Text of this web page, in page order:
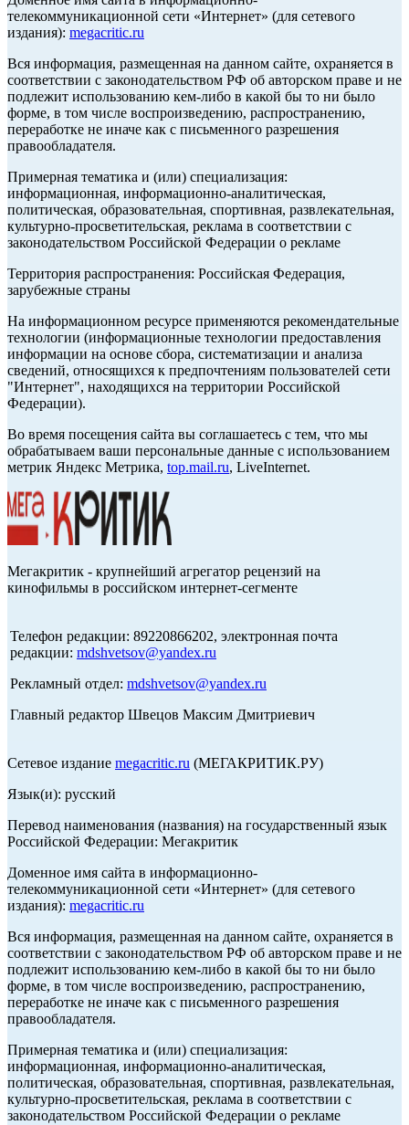
телекоммуникационной сети «Интернет» (для сетевого
издания): megacritic.ru
Вся информация, размещенная на данном сайте, охраняется в
соответствии с законодательством РФ об авторском праве и не
подлежит использованию кем-либо в какой бы то ни было
форме, в том числе воспроизведению, распространению,
переработке не иначе как с письменного разрешения
правообладателя.
Примерная тематика и (или) специализация:
информационная, информационно-аналитическая,
политическая, образовательная, спортивная, развлекательная,
культурно-просветительская, реклама в соответствии с
законодательством Российской Федерации о рекламе
Территория распространения: Российская Федерация,
зарубежные страны
На информационном ресурсе применяются рекомендательные
технологии (информационные технологии предоставления
информации на основе сбора, систематизации и анализа
сведений, относящихся к предпочтениям пользователей сети
"Интернет", находящихся на территории Российской
Федерации).
Во время посещения сайта вы соглашаетесь с тем, что мы
обрабатываем ваши персональные данные с использованием
метрик Яндекс Метрика, top.mail.ru, LiveInternet.
Мегакритик - крупнейший агрегатор рецензий на
кинофильмы в российском интернет-сегменте
Телефон редакции: 89220866202, электронная почта
редакции: mdshvetsov@yandex.ru
Рекламный отдел: mdshvetsov@yandex.ru
Главный редактор Швецов Максим Дмитриевич
Сетевое издание megacritic.ru (МЕГАКРИТИК.РУ)
Язык(и): русский
Перевод наименования (названия) на государственный язык
Российской Федерации: Мегакритик
Доменное имя сайта в информационно-
телекоммуникационной сети «Интернет» (для сетевого
издания): megacritic.ru
Вся информация, размещенная на данном сайте, охраняется в
соответствии с законодательством РФ об авторском праве и не
подлежит использованию кем-либо в какой бы то ни было
форме, в том числе воспроизведению, распространению,
переработке не иначе как с письменного разрешения
правообладателя.
Примерная тематика и (или) специализация:
информационная, информационно-аналитическая,
политическая, образовательная, спортивная, развлекательная,
культурно-просветительская, реклама в соответствии с
законодательством Российской Федерации о рекламе